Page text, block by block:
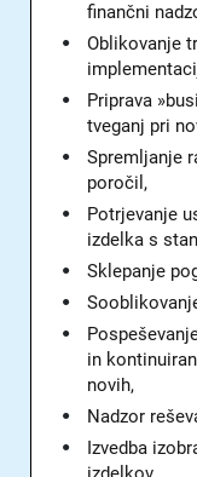
finančni
Oblikovanje
Priprava
tveganj pri
Spremljanje
poročil,
Potrjevanje
izdelka s
Sklepanje
in
novih,
Nadzor
Izvedba